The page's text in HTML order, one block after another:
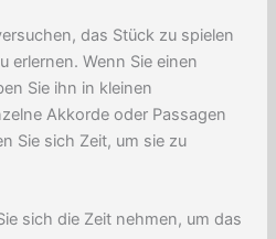
das Stück zu spielen
erlernen. Wenn Sie einen
Sie ihn in kleinen
Akkorde oder Passagen
Sie sich Zeit, um sie zu
sich die Zeit nehmen, um das